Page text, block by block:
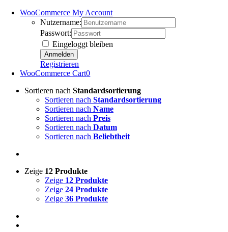
WooCommerce My Account
Nutzername:
Passwort:
Eingeloggt bleiben
Registrieren
WooCommerce Cart0
Sortieren nach Standardsortierung
Sortieren nach Standardsortierung
Sortieren nach Name
Sortieren nach Preis
Sortieren nach Datum
Sortieren nach Beliebtheit
Zeige 12 Produkte
Zeige 12 Produkte
Zeige 24 Produkte
Zeige 36 Produkte